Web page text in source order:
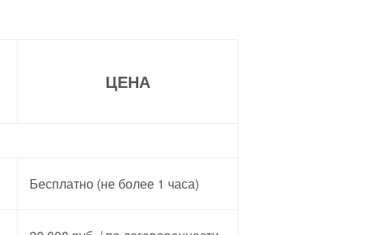
ЦЕНА
Бесплатно (не более 1 часа)